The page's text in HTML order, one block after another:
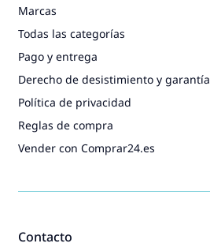
Contacto
Marcas
Todas las categorías
Pago y entrega
Derecho de desistimiento y garantía
Política de privacidad
Reglas de compra
Vender con Comprar24.es